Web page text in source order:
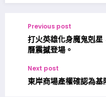
Previous post
打火英雄化身魔鬼剋
曆震撼登場。
Next post
東岸商場產權確認為基